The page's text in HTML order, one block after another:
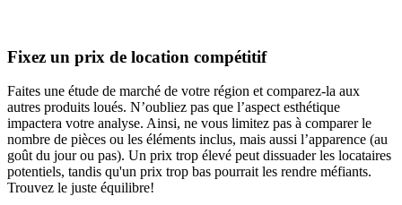
Fixez un prix de location compétitif
Faites une étude de marché de votre région et comparez-la aux
autres produits loués. N’oubliez pas que l’aspect esthétique
impactera votre analyse. Ainsi, ne vous limitez pas à comparer le
nombre de pièces ou les éléments inclus, mais aussi l’apparence (au
goût du jour ou pas). Un prix trop élevé peut dissuader les locataires
potentiels, tandis qu'un prix trop bas pourrait les rendre méfiants.
Trouvez le juste équilibre!